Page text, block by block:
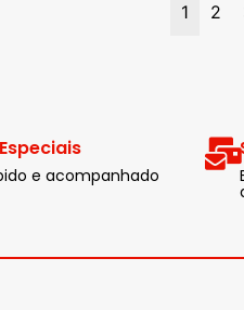
1 2
e acompanhado